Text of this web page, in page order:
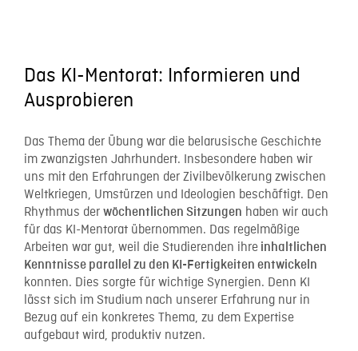
Das KI-Mentorat: Informieren und
Ausprobieren
Das Thema der Übung war die belarusische Geschichte
im zwanzigsten Jahrhundert. Insbesondere haben wir
uns mit den Erfahrungen der Zivilbevölkerung zwischen
Weltkriegen, Umstürzen und Ideologien beschäftigt. Den
Rhythmus der wöchentlichen Sitzungen haben wir auch
für das KI-Mentorat übernommen. Das regelmäßige
Arbeiten war gut, weil die Studierenden ihre inhaltlichen
Kenntnisse parallel zu den KI-Fertigkeiten entwickeln
konnten. Dies sorgte für wichtige Synergien. Denn KI
lässt sich im Studium nach unserer Erfahrung nur in
Bezug auf ein konkretes Thema, zu dem Expertise
aufgebaut wird, produktiv nutzen.